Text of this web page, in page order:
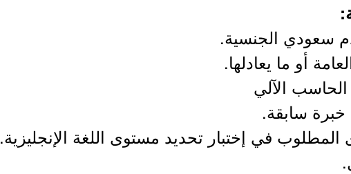
سعودي الجنسية.
أو ما يعادلها.
الآلي
سابقة.
في إختبار تحديد مستوى اللغة الإنجليزية.